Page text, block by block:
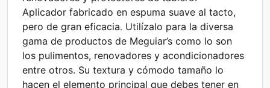
Aplicador fabricado en espuma suave al tacto,
pero de gran eficacia. Utilízalo para la diversa
gama de productos de Meguiar’s como lo son
los pulimentos, renovadores y acondicionadores
entre otros. Su textura y cómodo tamaño lo
hacen el elemento principal que debes tener en